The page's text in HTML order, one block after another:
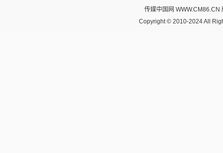
传媒中国网
Copyright © 2010-2024 All